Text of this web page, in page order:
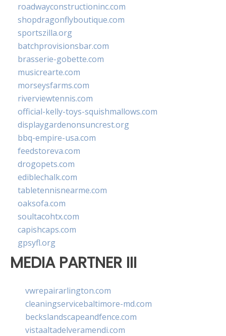
roadwayconstructioninc.com
shopdragonflyboutique.com
sportszilla.org
batchprovisionsbar.com
brasserie-gobette.com
musicrearte.com
morseysfarms.com
riverviewtennis.com
official-kelly-toys-squishmallows.com
displaygardenonsuncrest.org
bbq-empire-usa.com
feedstoreva.com
drogopets.com
ediblechalk.com
tabletennisnearme.com
oaksofa.com
soultacohtx.com
capishcaps.com
gpsyfl.org
MEDIA PARTNER III
vwrepairarlington.com
cleaningservicebaltimore-md.com
beckslandscapeandfence.com
vistaaltadelveramendi.com